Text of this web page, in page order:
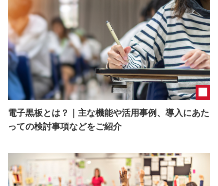
電子黒板とは？｜主な機能や活用事例、導入にあた
っての検討事項などをご紹介